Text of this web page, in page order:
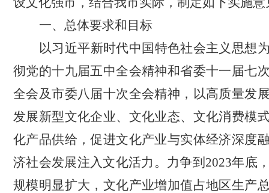
一、总体要求和目标
以习近平新时代中国特色社会主义思想
彻党的十九届五中全会精神和省委十一届七
全会及市委八届十次全会精神 ， 以高质量发
发展新型文化企业、文化业态、文化消费模
化产品供给，促进文化产业与实体经济深度
济社会发展注入文化活力 。 力争到 2023年底
规模明显扩大，文化产业增加值占地区生产